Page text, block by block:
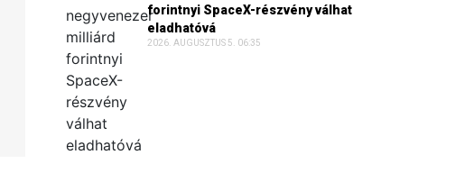
forintnyi SpaceX-részvény válhat
eladhatóvá
2026. AUGUSZTUS 5. 06:35